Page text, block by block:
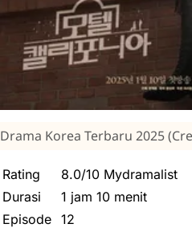
Drama Korea Terbaru 2025
Rating
8.0/10 Mydramalist
Durasi
1 jam 10 menit
Episode 12